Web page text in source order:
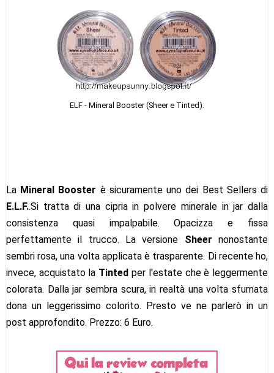
ELF - Mineral Booster (Sheer e Tinted).
La Mineral Booster è sicuramente uno dei Best Sellers di
E.L.F..Si tratta di una cipria in polvere minerale in jar dalla
consistenza quasi impalpabile. Opacizza e fissa
perfettamente il trucco. La versione Sheer nonostante
sembri rosa, una volta applicata è trasparente. Di recente ho,
invece, acquistato la Tinted per l'estate che è leggermente
colorata. Dalla jar sembra scura, in realtà una volta sfumata
dona un leggerissimo colorito. Presto ve ne parlerò in un
post approfondito. Prezzo: 6 Euro.